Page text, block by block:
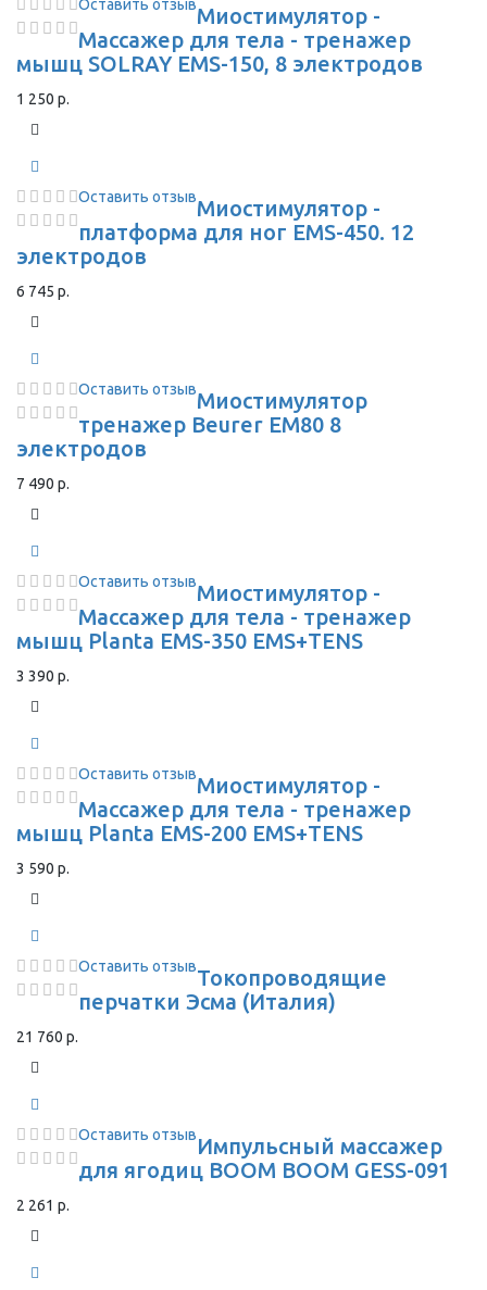
Оставить отзывМиостимулятор -
Массажер для тела - тренажер
мышц SOLRAY EMS-150, 8 электродов
1 250 р.
Оставить отзывМиостимулятор -
платформа для ног EMS-450. 12
электродов
6 745 р.
Оставить отзывМиостимулятор
тренажер Beurer EM80 8
электродов
7 490 р.
Оставить отзывМиостимулятор -
Массажер для тела - тренажер
мышц Planta EMS-350 EMS+TENS
3 390 р.
Оставить отзывМиостимулятор -
Массажер для тела - тренажер
мышц Planta EMS-200 EMS+TENS
3 590 р.
Оставить отзывТокопроводящие
перчатки Эсма (Италия)
21 760 р.
Оставить отзывИмпульсный массажер
для ягодиц BOOM BOOM GESS-091
2 261 р.